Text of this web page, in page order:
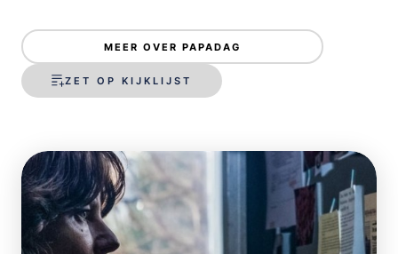
MEER OVER PAPADAG
ZET OP KIJKLIJST